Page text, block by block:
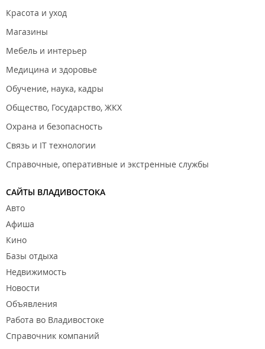
Красота и уход
Магазины
Мебель и интерьер
Медицина и здоровье
Обучение, наука, кадры
Общество, Государство, ЖКХ
Охрана и безопасность
Связь и IT технологии
Справочные, оперативные и экстренные службы
САЙТЫ ВЛАДИВОСТОКА
Авто
Афиша
Кино
Базы отдыха
Недвижимость
Новости
Объявления
Работа во Владивостоке
Справочник компаний